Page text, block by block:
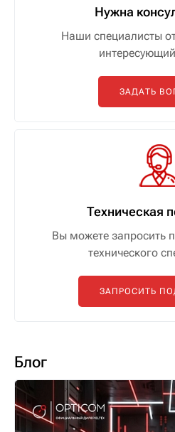
Нужна
Наши специалисты
ЗАДАТЬ
Техническая
Вы можете запросить
технического
ЗАПРОСИТЬ
Блог